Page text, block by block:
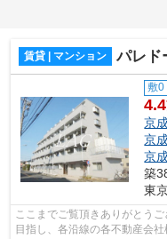
賃貸 | マンション パレド
敷0
4.4
京
京
京
築
東
ここまでご覧頂きありがとう
目指し、各沿線の各不動産会